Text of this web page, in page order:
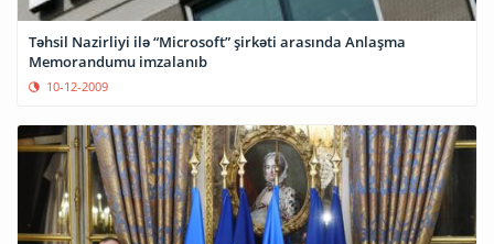
Təhsil Nazirliyi ilə “Microsoft” şirkəti arasında Anlaşma
Memorandumu imzalanıb
10-12-2009